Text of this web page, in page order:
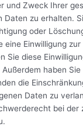
und Zweck Ihrer
Daten zu erhalten.
oder
eine Einwilligung
Sie diese
haben
die
Daten zu
bei der